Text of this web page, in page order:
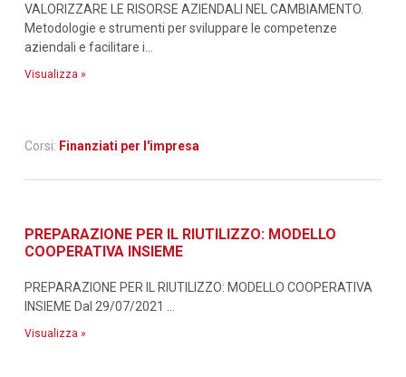
VALORIZZARE LE RISORSE AZIENDALI NEL CAMBIAMENTO.
Metodologie e strumenti per sviluppare le competenze
aziendali e facilitare i...
Visualizza »
Corsi: Finanziati per l'impresa
PREPARAZIONE PER IL RIUTILIZZO: MODELLO
COOPERATIVA INSIEME
PREPARAZIONE PER IL RIUTILIZZO: MODELLO COOPERATIVA
INSIEME Dal 29/07/2021 ...
Visualizza »